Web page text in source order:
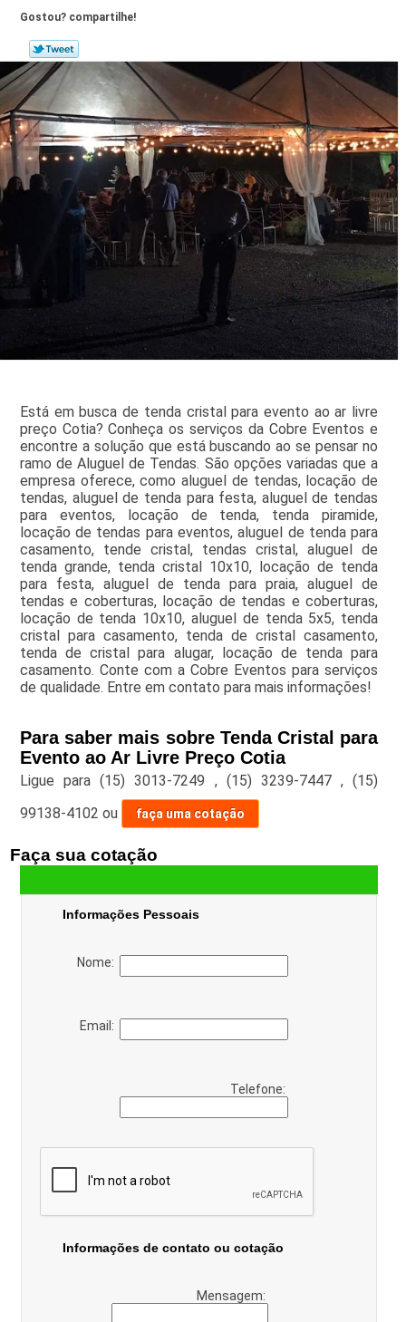
Gostou? compartilhe!
Está em busca de tenda cristal para evento ao ar livre
preço Cotia? Conheça os serviços da Cobre Eventos e
encontre a solução que está buscando ao se pensar no
ramo de Aluguel de Tendas. São opções variadas que a
empresa oferece, como aluguel de tendas, locação de
tendas, aluguel de tenda para festa, aluguel de tendas
para eventos, locação de tenda, tenda piramide,
locação de tendas para eventos, aluguel de tenda para
casamento, tende cristal, tendas cristal, aluguel de
tenda grande, tenda cristal 10x10, locação de tenda
para festa, aluguel de tenda para praia, aluguel de
tendas e coberturas, locação de tendas e coberturas,
locação de tenda 10x10, aluguel de tenda 5x5, tenda
cristal para casamento, tenda de cristal casamento,
tenda de cristal para alugar, locação de tenda para
casamento. Conte com a Cobre Eventos para serviços
de qualidade. Entre em contato para mais informações!
Para saber mais sobre Tenda Cristal para
Evento ao Ar Livre Preço Cotia
Ligue para(15) 3013-7249 , (15) 3239-7447 ,(15)
99138-4102 ou faça uma cotação
Faça sua cotação
Informações Pessoais
Nome:
Email:
Telefone:
Informações de contato ou cotação
Mensagem: